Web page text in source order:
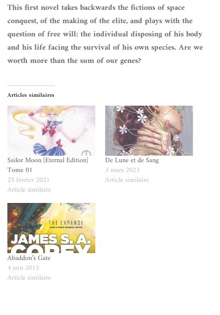
This first novel takes backwards the fictions of space
conquest, of the making of the elite, and plays with the
question of free will: the individual disposing of his body
and his life facing the survival of his own species. Are we
worth more than the sum of our genes?
Articles similaires
Sailor Moon [Eternal Edition]
Tome 01
25 février 2021
Article similaire
De Lune et de Sang
3 mars 2023
Article similaire
Abaddon’s Gate
4 juin 2013
Article similaire